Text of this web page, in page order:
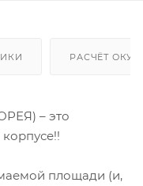
РАСЧЁТ
– это
площади (и,